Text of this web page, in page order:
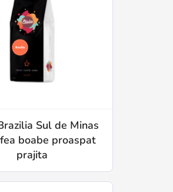
Sul de Minas
boabe proaspat
prajita